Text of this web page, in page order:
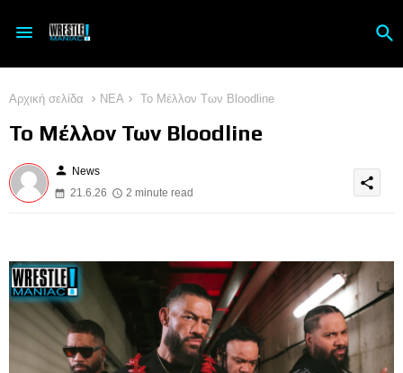
Αρχική σελίδα ΝΕΑ Το Μέλλον Των Bloodline
Το Μέλλον Των Bloodline
person News
21.6.26
2 minute read
share